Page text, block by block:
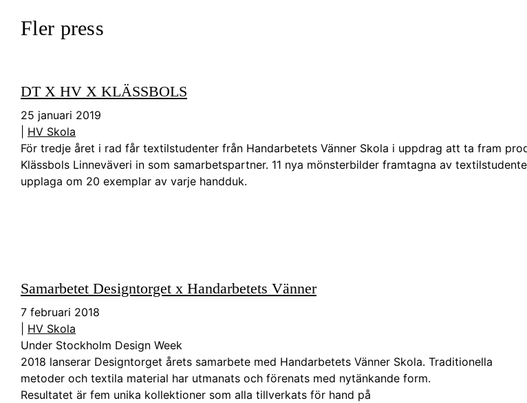
Fler press
DT X HV X KLÄSSBOLS
25 januari 2019
HV Skola
För tredje året i rad får textilstudenter från Handarbetets Vänner Skola i uppdrag att ta fram
Klässbols Linneväveri in som samarbetspartner. 11 nya mönsterbilder framtagna av
upplaga om 20 exemplar av varje handduk.
Samarbetet Designtorget x Handarbetets Vänner
7 februari 2018
HV Skola
Under Stockholm Design Week
2018 lanserar Designtorget årets samarbete med Handarbetets Vänner Skola. Traditionella
metoder och textila material har utmanats och förenats med nytänkande form.
Resultatet är fem unika kollektioner som alla tillverkats för hand på